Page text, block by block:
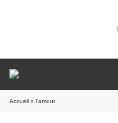
Accueil » l'amour